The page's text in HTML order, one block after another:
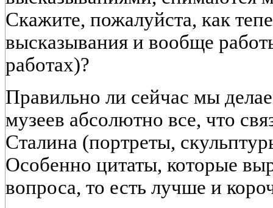
Скажите, пожалуйста, как
высказывания и вообще
работах)?
Правильно ли сейчас мы
музеев абсолютно все, что
Сталина (портреты,
Особенно цитаты, которые
вопроса, то есть лучше и